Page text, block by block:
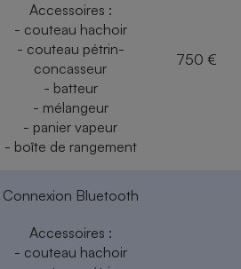
Accessoires :
- couteau hachoir
- couteau pétrin-
concasseur
- batteur
- mélangeur
- panier vapeur
- boîte de rangement
750 €
Connexion Bluetooth
Accessoires :
- couteau hachoir